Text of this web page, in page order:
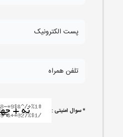
* سوال امنیتی :